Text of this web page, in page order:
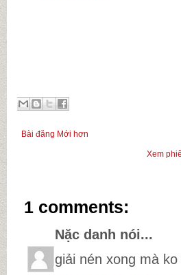
Bài đăng Mới hơn
Xem
1 comments:
Nặc danh nói...
giải nén xong mà